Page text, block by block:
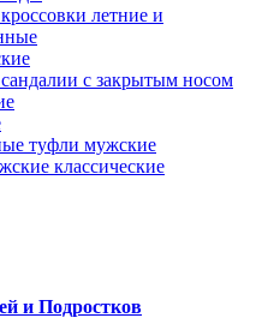
летние и
с закрытым носом
туфли мужские
классические
и Подростков